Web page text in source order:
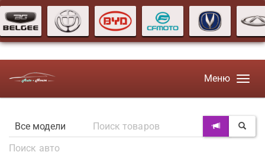
Меню